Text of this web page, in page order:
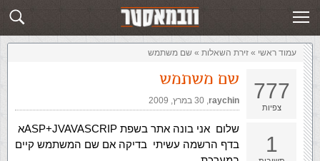
שלח תשובה זירת השאלות
עמוד ראשי » ‏זירת השאלות‏ » שם משתמש
777
צפיות
1
שם משתמש
raychin
,‏ 30 במרץ, 2009
שלום אני בונה אתר בשפת ASP+JVAVASCRIPא
בדף הרשמה עשיתי בדיקה אם שם המשתמש קיים